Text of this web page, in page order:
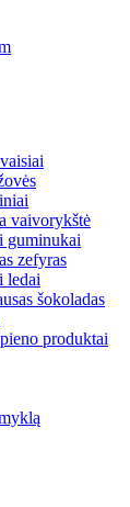
vaivorykštė
zefyras
ledai
šokoladas
produktai